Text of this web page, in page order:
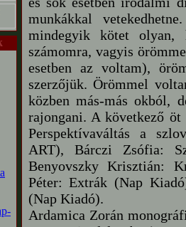
munkákkal
mindegyik kötet olyan,
számomra, vagyis
esetben az voltam),
szerzőjük. Örömmel
közben más-más okból,
rajongani. A következő
Perspektívaváltás a
ART), Bárczi Zsófia:
Benyovszky Krisztián:
Péter: Extrák (Nap
(Nap Kiadó).
Ardamica Zorán